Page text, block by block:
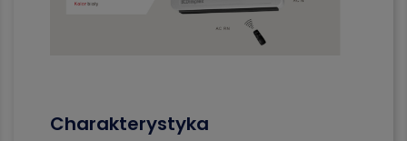
Charakterystyka